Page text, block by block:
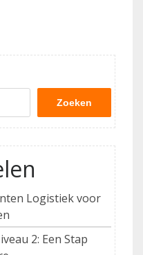
Zoeken
Logistiek voor
2: Een Stap